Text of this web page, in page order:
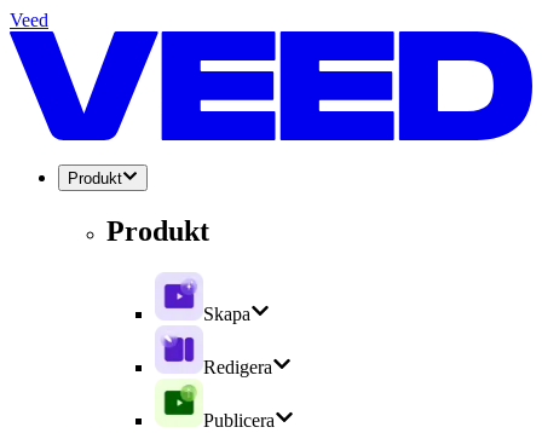
Veed
Produkt
Produkt
Skapa
Redigera
Publicera